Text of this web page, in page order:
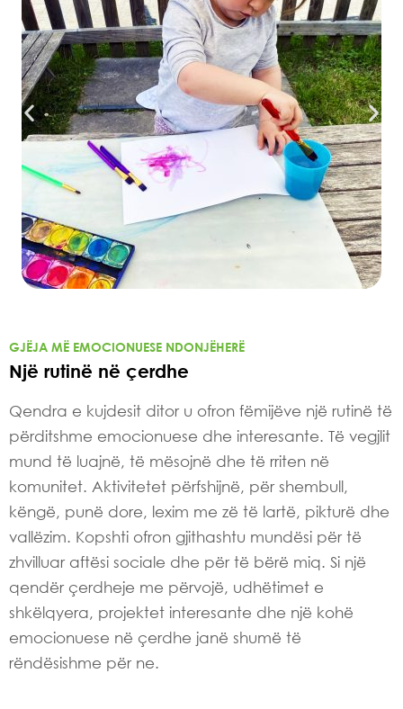
GJËJA MË EMOCIONUESE NDONJËHERË
Një rutinë në çerdhe
Qendra e kujdesit ditor u ofron fëmijëve një rutinë të
përditshme emocionuese dhe interesante. Të vegjlit
mund të luajnë, të mësojnë dhe të rriten në
komunitet. Aktivitetet përfshijnë, për shembull,
këngë, punë dore, lexim me zë të lartë, pikturë dhe
vallëzim. Kopshti ofron gjithashtu mundësi për të
zhvilluar aftësi sociale dhe për të bërë miq. Si një
qendër çerdheje me përvojë, udhëtimet e
shkëlqyera, projektet interesante dhe një kohë
emocionuese në çerdhe janë shumë të
rëndësishme për ne.